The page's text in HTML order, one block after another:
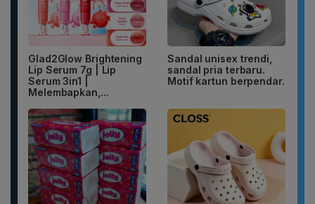
Glad2Glow Brightening
Lip Serum 7g | Lip
Serum 3in1 |
Melembapkan,...
Sandal unisex trendi,
sandal pria terbaru.
Motif kartun berpendar.